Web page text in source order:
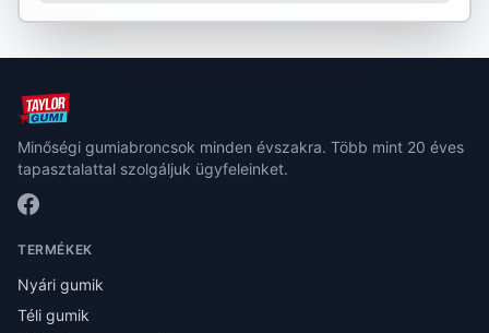
Minőségi gumiabroncsok minden évszakra. Több mint 20 éves
tapasztalattal szolgáljuk ügyfeleinket.
TERMÉKEK
Nyári gumik
Téli gumik